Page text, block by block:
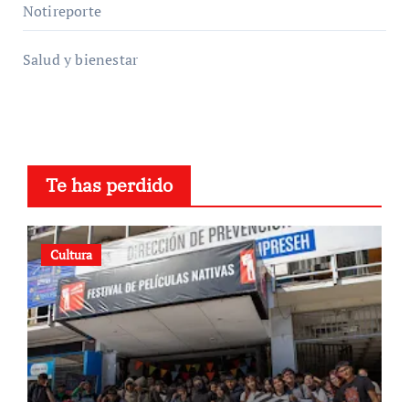
Notireporte
Salud y bienestar
Te has perdido
Cultura